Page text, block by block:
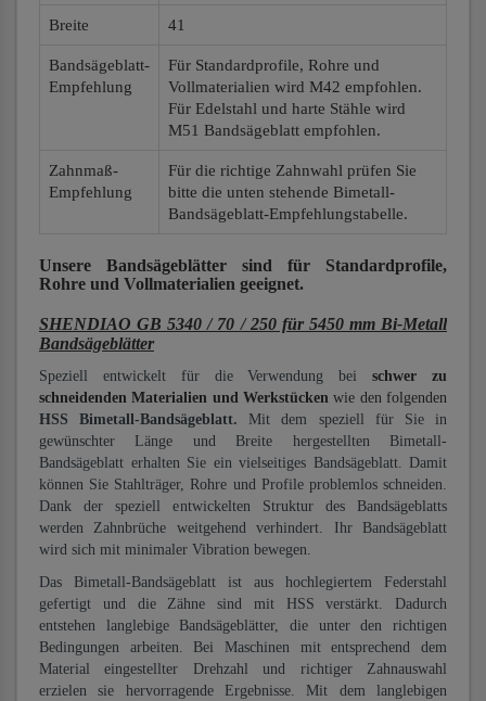
Breite 41
Bandsägeblatt-
Empfehlung
Für Standardprofile, Rohre und
Vollmaterialien wird M42 empfohlen.
Für Edelstahl und harte Stähle wird
M51 Bandsägeblatt empfohlen.
Zahnmaß-
Empfehlung
Für die richtige Zahnwahl prüfen Sie
bitte die unten stehende Bimetall-
Bandsägeblatt-Empfehlungstabelle.
Unsere Bandsägeblätter sind für Standardprofile,
Rohre und Vollmaterialien geeignet.
SHENDIAO GB 5340 / 70 / 250 für 5450 mm Bi-Metall
Bandsägeblätter
Speziell entwickelt für die Verwendung beischwer zu
schneidenden Materialien und Werkstücken wie den folgenden
HSS Bimetall-Bandsägeblatt. Mit dem speziell für Sie in
gewünschter Länge und Breite hergestellten Bimetall-
Bandsägeblatt erhalten Sie ein vielseitiges Bandsägeblatt. Damit
können Sie Stahlträger, Rohre und Profile problemlos schneiden.
Dank der speziell entwickelten Struktur des Bandsägeblatts
werden Zahnbrüche weitgehend verhindert. Ihr Bandsägeblatt
wird sich mit minimaler Vibration bewegen.
Das Bimetall-Bandsägeblatt ist aus hochlegiertem Federstahl
gefertigt und die Zähne sind mit HSS verstärkt. Dadurch
entstehen langlebige Bandsägeblätter, die unter den richtigen
Bedingungen arbeiten. Bei Maschinen mit entsprechend dem
Material eingestellter Drehzahl und richtiger Zahnauswahl
erzielen sie hervorragende Ergebnisse. Mit dem langlebigen